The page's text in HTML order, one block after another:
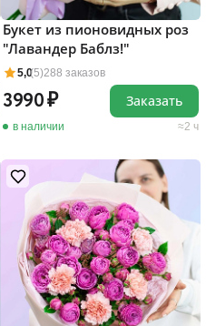
5,0(5)288 заказов
Букет из пионовидных роз
"Лавандер Баблз!"
3990
в наличии 2 ч
Заказать